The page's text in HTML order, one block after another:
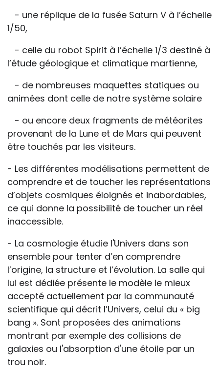
- une réplique de la fusée Saturn V à l’échelle
1/50,
- celle du robot Spirit à l’échelle 1/3 destiné à
l’étude géologique et climatique martienne,
- de nombreuses maquettes statiques ou
animées dont celle de notre système solaire
- ou encore deux fragments de météorites
provenant de la Lune et de Mars qui peuvent
être touchés par les visiteurs.
- Les différentes modélisations permettent de
comprendre et de toucher les représentations
d’objets cosmiques éloignés et inabordables,
ce qui donne la possibilité de toucher un réel
inaccessible.
- La cosmologie étudie l'Univers dans son
ensemble pour tenter d’en comprendre
l’origine, la structure et l’évolution. La salle qui
lui est dédiée présente le modèle le mieux
accepté actuellement par la communauté
scientifique qui décrit l’Univers, celui du « big
bang ». Sont proposées des animations
montrant par exemple des collisions de
galaxies ou l'absorption d'une étoile par un
trou noir.